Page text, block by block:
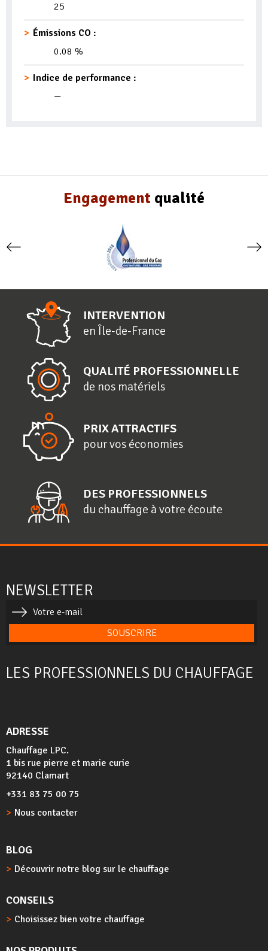
25
Émissions CO :
0.08 %
Indice de performance :
—
Engagement qualité
INTERVENTION
en Île-de-France
QUALITÉ PROFESSIONNELLE
de nos matériels
PRIX ATTRACTIFS
pour vos économies
DES PROFESSIONNELS
du chauffage à votre écoute
NEWSLETTER
SOUSCRIRE
LES PROFESSIONNELS DU CHAUFFAGE
ADRESSE
Chauffage LPC.
1 bis rue pierre et marie curie
92140 Clamart
+331 83 75 00 75
Nous contacter
BLOG
Découvrir notre blog sur le chauffage
CONSEILS
Choisissez bien votre chauffage